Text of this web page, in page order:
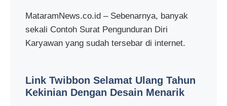
MataramNews.co.id – Sebenarnya, banyak
sekali Contoh Surat Pengunduran Diri
Karyawan yang sudah tersebar di internet.
Link Twibbon Selamat Ulang Tahun
Kekinian Dengan Desain Menarik